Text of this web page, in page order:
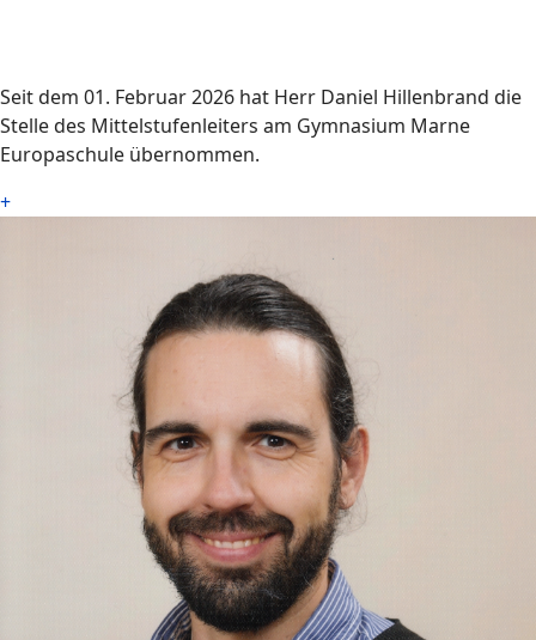
Seit dem 01. Februar 2026 hat Herr Daniel Hillenbrand die
Stelle des Mittelstufenleiters am Gymnasium Marne
Europaschule übernommen.
+